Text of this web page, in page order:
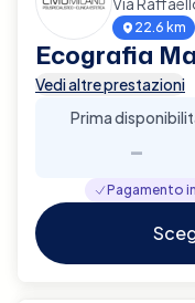
22.6 km
Ecografia
Vedi altre prestazioni
Prima
-
Pagamento